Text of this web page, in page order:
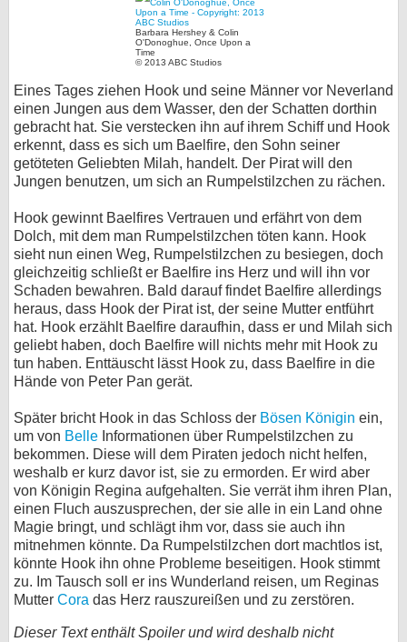
Barbara Hershey & Colin
O'Donoghue, Once Upon a
Time
© 2013 ABC Studios
Eines Tages ziehen Hook und seine Männer vor Neverland
einen Jungen aus dem Wasser, den der Schatten dorthin
gebracht hat. Sie verstecken ihn auf ihrem Schiff und Hook
erkennt, dass es sich um Baelfire, den Sohn seiner
getöteten Geliebten Milah, handelt. Der Pirat will den
Jungen benutzen, um sich an Rumpelstilzchen zu rächen.
Hook gewinnt Baelfires Vertrauen und erfährt von dem
Dolch, mit dem man Rumpelstilzchen töten kann. Hook
sieht nun einen Weg, Rumpelstilzchen zu besiegen, doch
gleichzeitig schließt er Baelfire ins Herz und will ihn vor
Schaden bewahren. Bald darauf findet Baelfire allerdings
heraus, dass Hook der Pirat ist, der seine Mutter entführt
hat. Hook erzählt Baelfire daraufhin, dass er und Milah sich
geliebt haben, doch Baelfire will nichts mehr mit Hook zu
tun haben. Enttäuscht lässt Hook zu, dass Baelfire in die
Hände von Peter Pan gerät.
Später bricht Hook in das Schloss der Bösen Königin ein,
um von Belle Informationen über Rumpelstilzchen zu
bekommen. Diese will dem Piraten jedoch nicht helfen,
weshalb er kurz davor ist, sie zu ermorden. Er wird aber
von Königin Regina aufgehalten. Sie verrät ihm ihren Plan,
einen Fluch auszusprechen, der sie alle in ein Land ohne
Magie bringt, und schlägt ihm vor, dass sie auch ihn
mitnehmen könnte. Da Rumpelstilzchen dort machtlos ist,
könnte Hook ihn ohne Probleme beseitigen. Hook stimmt
zu. Im Tausch soll er ins Wunderland reisen, um Reginas
Mutter Cora das Herz rauszureißen und zu zerstören.
Dieser Text enthält Spoiler und wird deshalb nicht